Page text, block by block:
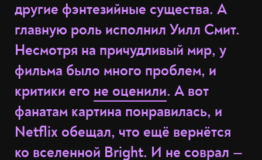
другие фэнтезийные существа. А
главную роль исполнил Уилл Смит.
Несмотря на причудливый мир, у
фильма было много проблем, и
критики его не оценили. А вот
фанатам картина понравилась, и
Netflix обещал, что ещё вернётся
ко вселенной Bright. И не соврал —